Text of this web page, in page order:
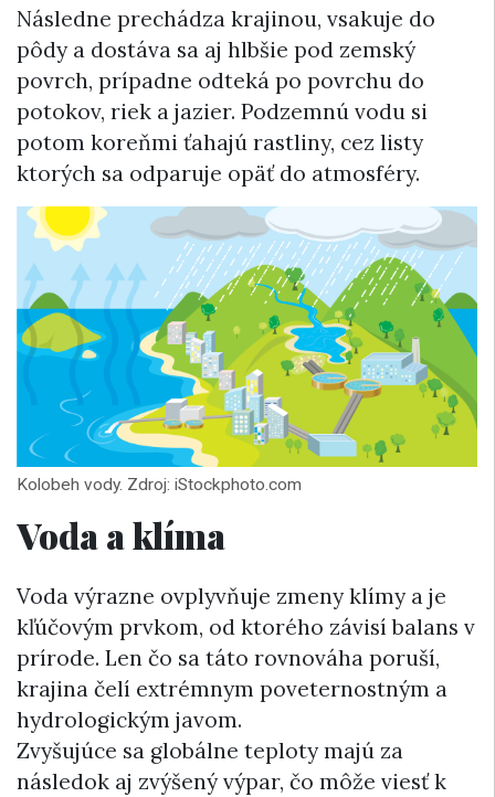
Následne prechádza krajinou, vsakuje do
pôdy a dostáva sa aj hlbšie pod zemský
povrch, prípadne odteká po povrchu do
potokov, riek a jazier. Podzemnú vodu si
potom koreňmi ťahajú rastliny, cez listy
ktorých sa odparuje opäť do atmosféry.
Kolobeh vody. Zdroj: iStockphoto.com
Voda a klíma
Voda výrazne ovplyvňuje zmeny klímy a je
kľúčovým prvkom, od ktorého závisí balans v
prírode. Len čo sa táto rovnováha poruší,
krajina čelí extrémnym poveternostným a
hydrologickým javom.
Zvyšujúce sa globálne teploty majú za
následok aj zvýšený výpar, čo môže viesť k